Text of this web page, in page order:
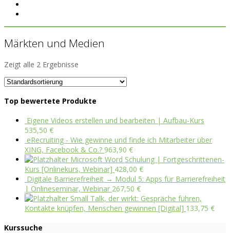
Märkten und Medien
Zeigt alle 2 Ergebnisse
Top bewertete Produkte
Eigene Videos erstellen und bearbeiten | Aufbau-Kurs
535,50 €
eRecruiting - Wie gewinne und finde ich Mitarbeiter über
XING, Facebook & Co.? 963,90 €
Microsoft Word Schulung | Fortgeschrittenen-
Kurs [Onlinekurs, Webinar] 428,00 €
Digitale Barrierefreiheit → Modul 5: Apps für Barrierefreiheit
| Onlineseminar, Webinar 267,50 €
Small Talk, der wirkt: Gespräche führen,
Kontakte knüpfen, Menschen gewinnen [Digital] 133,75 €
Kurssuche